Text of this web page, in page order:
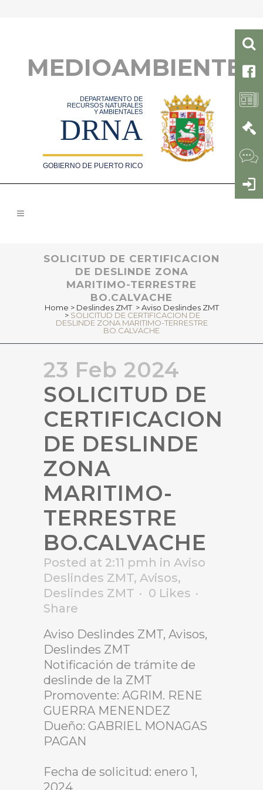
MEDIOAMBIENTE
DEPARTAMENTO DE
RECURSOS NATURALES
Y AMBIENTALES
DRNA
GOBIERNO DE PUERTO RICO
SOLICITUD DE CERTIFICACION
DE DESLINDE ZONA
MARITIMO-TERRESTRE
BO.CALVACHE
Home > Deslindes ZMT >Aviso Deslindes ZMT
> SOLICITUD DE CERTIFICACION DE
DESLINDE ZONA MARITIMO-TERRESTRE
BO.CALVACHE
23 Feb 2024
SOLICITUD DE
CERTIFICACION
DE DESLINDE
ZONA
MARITIMO-
TERRESTRE
BO.CALVACHE
Posted at 2:11 pmh in Aviso
Deslindes ZMT, Avisos,
Deslindes ZMT
0 Likes
Share
Aviso Deslindes ZMT, Avisos,
Deslindes ZMT
Notificación de trámite de
deslinde de la ZMT
Promovente: AGRIM. RENE
GUERRA MENENDEZ
Dueño: GABRIEL MONAGAS
PAGAN
Fecha de solicitud: enero 1,
2024